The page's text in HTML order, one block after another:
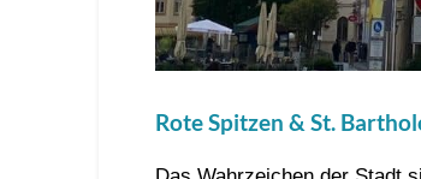
Rote Spitzen & St.